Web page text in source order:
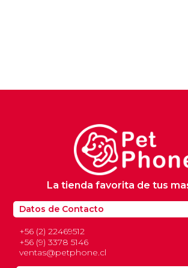
Datos de Contacto
+56 (2) 22469512
+56 (9) 3378 5146
ventas@petphone.cl
La tienda favorita de tus